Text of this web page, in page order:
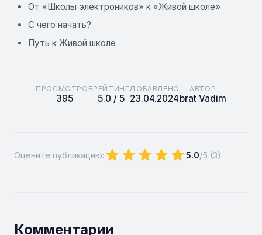
От «Школы электроников» к «Живой школе»
С чего начать?
Путь к Живой школе
ПРОСМОТРОВ
395
РЕЙТИНГ
5.0 / 5
ДОБАВЛЕНО
23.04.2024
АВТОР
brat Vadim
Оцените публикацию: 5.0/5 (3)
Комментарии